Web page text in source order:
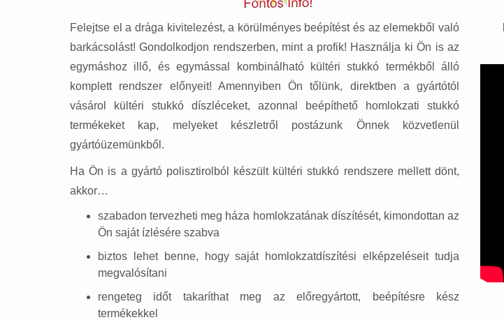
Felejtse el a drága kivitelezést, a körülményes beépítést és az elemekből való
barkácsolást! Gondolkodjon rendszerben, mint a profik! Használja ki Ön is az
egymáshoz illő, és egymással kombinálható kültéri stukkó termékből álló
komplett rendszer előnyeit! Amennyiben Ön tőlünk, direktben a gyártótól
vásárol kültéri stukkó díszléceket, azonnal beépíthető homlokzati stukkó
termékeket kap, melyeket készletről postázunk Önnek közvetlenül
gyártóüzemünkből.
Ha Ön is a gyártó polisztirolból készült kültéri stukkó rendszere mellett dönt,
akkor…
szabadon tervezheti meg háza homlokzatának díszítését, kimondottan az
Ön saját ízlésére szabva
biztos lehet benne, hogy saját homlokzatdíszítési elképzeléseit tudja
megvalósítani
rengeteg időt takaríthat meg az előregyártott, beépítésre kész
termékekkel